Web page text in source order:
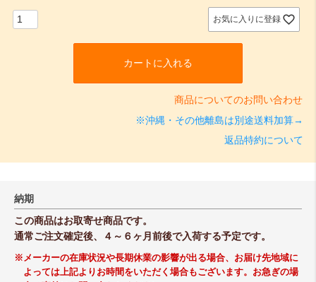
お気に入りに登録
カートに入れる
商品についてのお問い合わせ
※沖縄・その他離島は別途送料加算→
返品特約について
納期
この商品はお取寄せ商品です。
通常ご注文確定後、４～６ヶ月前後で入荷する予定です。
※メーカーの在庫状況や長期休業の影響が出る場合、お届け先地域に
よっては上記よりお時間をいただく場合もございます。お急ぎの場